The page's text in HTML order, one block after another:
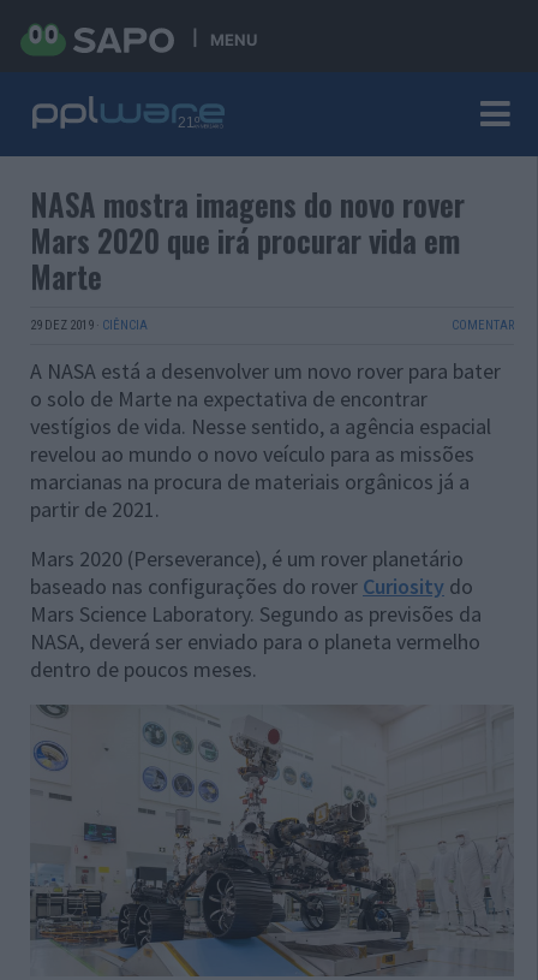
MENU
NASA mostra imagens do novo rover
Mars 2020 que irá procurar vida em
Marte
29 DEZ 2019 · CIÊNCIA COMENTAR
A NASA está a desenvolver um novo rover para bater
o solo de Marte na expectativa de encontrar
vestígios de vida. Nesse sentido, a agência espacial
revelou ao mundo o novo veículo para as missões
marcianas na procura de materiais orgânicos já a
partir de 2021.
Mars 2020 (Perseverance), é um rover planetário
baseado nas configurações do rover Curiosity do
Mars Science Laboratory. Segundo as previsões da
NASA, deverá ser enviado para o planeta vermelho
dentro de poucos meses.